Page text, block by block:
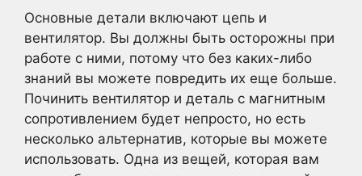
Основные детали включают цепь и
вентилятор. Вы должны быть осторожны при
работе с ними, потому что без каких-либо
знаний вы можете повредить их еще больше.
Починить вентилятор и деталь с магнитным
сопротивлением будет непросто, но есть
несколько альтернатив, которые вы можете
использовать. Одна из вещей, которая вам